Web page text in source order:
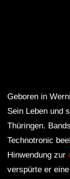
Miss Djax –
Geboren in
Sein Leben und
Thüringen.
Technotronic
Hinwendung zur
verspürte er